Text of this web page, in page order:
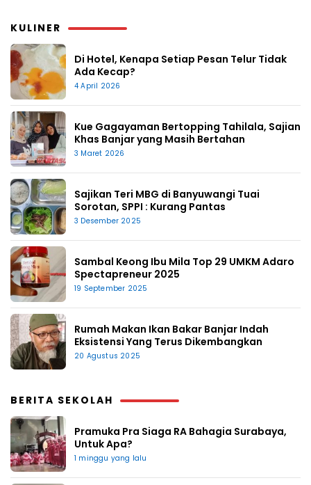
KULINER
Di Hotel, Kenapa Setiap Pesan Telur Tidak
Ada Kecap?
4 April 2026
Kue Gagayaman Bertopping Tahilala, Sajian
Khas Banjar yang Masih Bertahan
3 Maret 2026
Sajikan Teri MBG di Banyuwangi Tuai
Sorotan, SPPI : Kurang Pantas
3 Desember 2025
Sambal Keong Ibu Mila Top 29 UMKM Adaro
Spectapreneur 2025
19 September 2025
Rumah Makan Ikan Bakar Banjar Indah
Eksistensi Yang Terus Dikembangkan
20 Agustus 2025
BERITA SEKOLAH
Pramuka Pra Siaga RA Bahagia Surabaya,
Untuk Apa?
1 minggu yang lalu